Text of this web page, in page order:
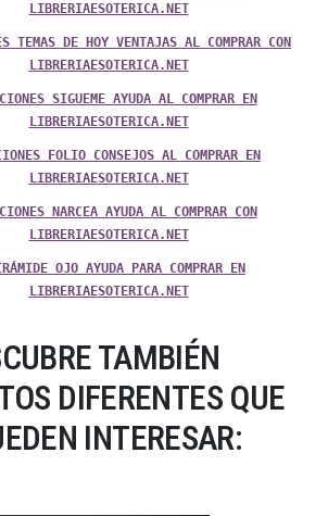
LIBRERIAESOTERICA.NET
TEMAS DE HOY VENTAJAS AL COMPRAR CON
LIBRERIAESOTERICA.NET
SIGUEME AYUDA AL COMPRAR EN
LIBRERIAESOTERICA.NET
FOLIO CONSEJOS AL COMPRAR EN
LIBRERIAESOTERICA.NET
NARCEA AYUDA AL COMPRAR CON
LIBRERIAESOTERICA.NET
OJO AYUDA PARA COMPRAR EN
LIBRERIAESOTERICA.NET
TAMBIÉN
DIFERENTES QUE
INTERESAR: